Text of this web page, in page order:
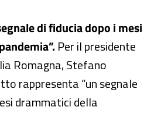
di fiducia dopo i mesi
Per il presidente
Romagna, Stefano
rappresenta “un segnale
drammatici della